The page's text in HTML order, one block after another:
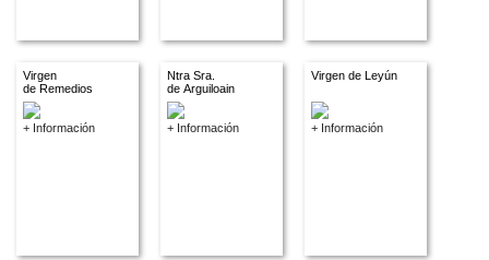
Virgen
de Remedios
+ Información
Ntra Sra.
de Arguiloain
+ Información
Virgen de Leyún
+ Información